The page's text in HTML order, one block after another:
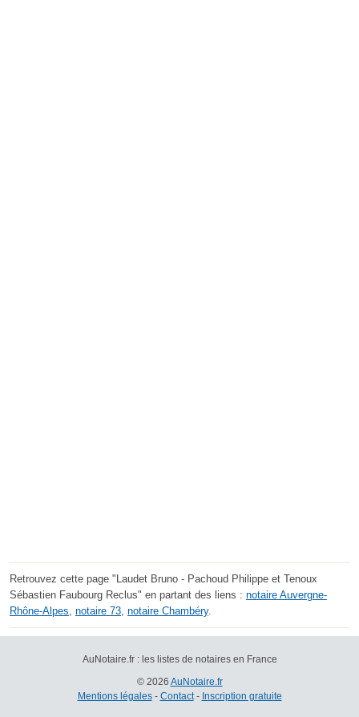
Retrouvez cette page "Laudet Bruno - Pachoud Philippe et Tenoux
Sébastien Faubourg Reclus" en partant des liens : notaire Auvergne-
Rhône-Alpes notaire 73 notaire Chambéry.
AuNotaire.fr : les listes de notaires en France
© 2026 AuNotaire.fr
Mentions légales- Contact- Inscription gratuite